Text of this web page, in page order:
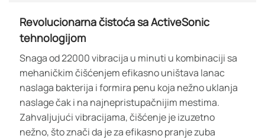
Revolucionarna čistoća sa ActiveSonic
tehnologijom
Snaga od 22000 vibracija u minuti u kombinaciji sa
mehaničkim čišćenjem efikasno uništava lanac
naslaga bakterija i formira penu koja nežno uklanja
naslage čak i na najnepristupačnijim mestima.
Zahvaljujući vibracijama, čišćenje je izuzetno
nežno, što znači da je za efikasno pranje zuba